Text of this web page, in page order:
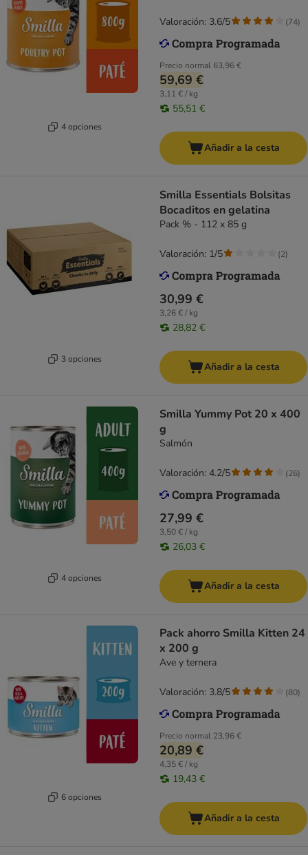
4 opciones
Precio normal 63,96 €
59,69 €
3,11 € / kg
55,51 €
Valoración: 3.6/5 (74)
Añadir a la cesta
3 opciones
Smilla Essentials Bolsitas
Bocaditos en gelatina
Pack % - 112 x 85 g
30,99 €
3,26 € / kg
28,82 €
Valoración: 1/5 (2)
Añadir a la cesta
4 opciones
Smilla Yummy Pot 20 x 400
g
Salmón
27,99 €
3,50 € / kg
26,03 €
Valoración: 4.2/5 (26)
Añadir a la cesta
6 opciones
Pack ahorro Smilla Kitten 24
x 200 g
Ave y ternera
Precio normal 23,96 €
20,89 €
4,35 € / kg
19,43 €
Valoración: 3.8/5 (80)
Añadir a la cesta